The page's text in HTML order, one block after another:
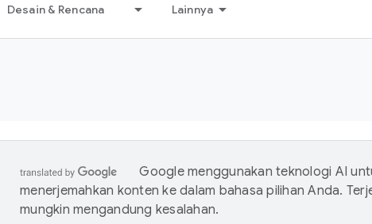
Desain & Rencana Lainnya
Google menggunakan teknologi AI
menerjemahkan konten ke dalam bahasa pilihan Anda.
mungkin mengandung kesalahan.